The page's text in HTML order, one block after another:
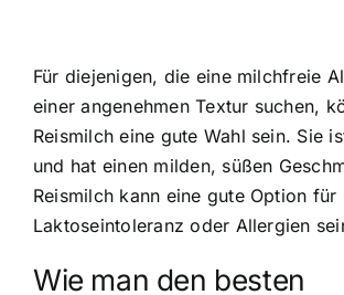
Für diejenigen, die eine milchfreie
einer angenehmen Textur suchen,
Reismilch eine gute Wahl sein. Sie
und hat einen milden, süßen
Reismilch kann eine gute Option für
Laktoseintoleranz oder Allergien
Wie man den besten